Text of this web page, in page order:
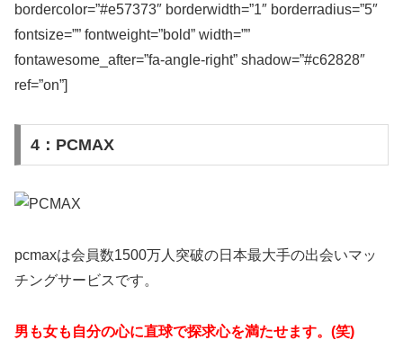
bordercolor=”#e57373″ borderwidth=”1″ borderradius=”5″
fontsize=”” fontweight=”bold” width=””
fontawesome_after=”fa-angle-right” shadow=”#c62828″
ref=”on”]
4：PCMAX
pcmaxは会員数1500万人突破の日本最大手の出会いマッ
チングサービスです。
男も女も自分の心に直球で探求心を満たせます。(笑)